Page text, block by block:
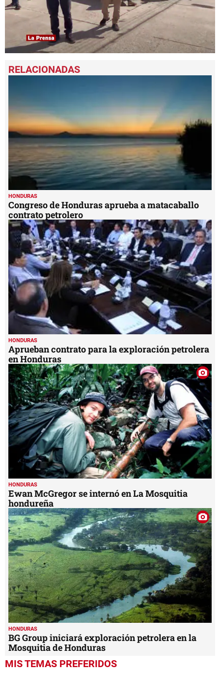
seconds
of
HONDURAS
Congreso de Honduras aprueba a matacaballo
contrato petrolero
HONDURAS
Aprueban contrato para la exploración petrolera
en Honduras
HONDURAS
Ewan McGregor se internó en La Mosquitia
hondureña
HONDURAS
BG Group iniciará exploración petrolera en la
Mosquitia de Honduras
MIS TEMAS PREFERIDOS